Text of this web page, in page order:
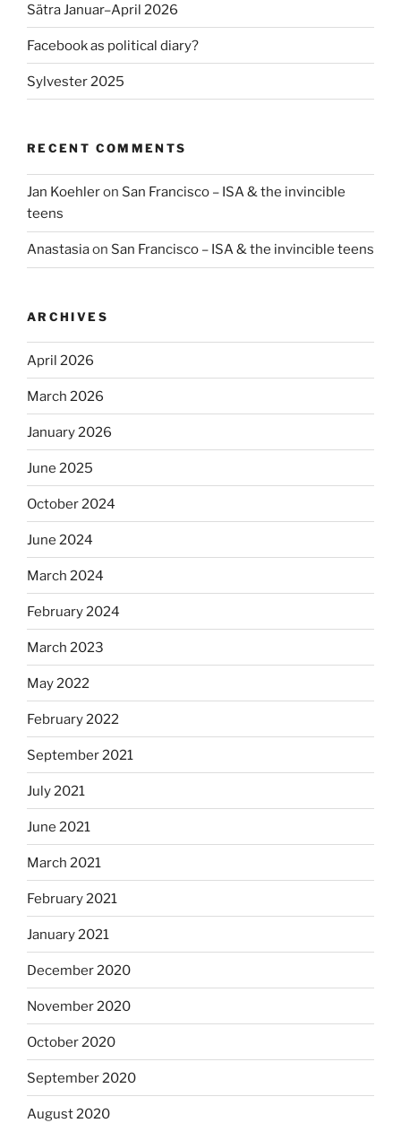
Sätra Januar–April 2026
Facebook as political diary?
Sylvester 2025
RECENT COMMENTS
Jan Koehleron San Francisco – ISA & the invincible
teens
Anastasiaon San Francisco – ISA & the invincible teens
ARCHIVES
April 2026
March 2026
January 2026
June 2025
October 2024
June 2024
March 2024
February 2024
March 2023
May 2022
February 2022
September 2021
July 2021
June 2021
March 2021
February 2021
January 2021
December 2020
November 2020
October 2020
September 2020
August 2020